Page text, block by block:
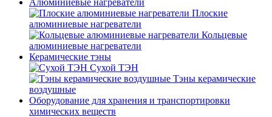
Алюминиевые нагреватели
Плоские
алюминиевые нагреватели
Кольцевые
алюминиевые нагреватели
Керамические тэны
Сухой ТЭН
Тэны керамические
воздушные
Оборудование для хранения и транспортировки
химических веществ